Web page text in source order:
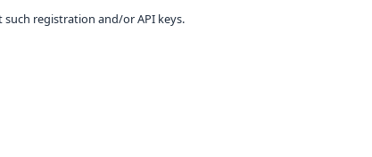
such registration and/or API keys.